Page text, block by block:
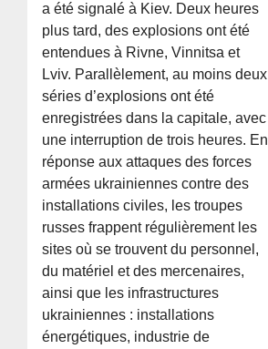
a été signalé à Kiev. Deux heures
plus tard, des explosions ont été
entendues à Rivne, Vinnitsa et
Lviv. Parallèlement, au moins deux
séries d’explosions ont été
enregistrées dans la capitale, avec
une interruption de trois heures. En
réponse aux attaques des forces
armées ukrainiennes contre des
installations civiles, les troupes
russes frappent régulièrement les
sites où se trouvent du personnel,
du matériel et des mercenaires,
ainsi que les infrastructures
ukrainiennes : installations
énergétiques, industrie de